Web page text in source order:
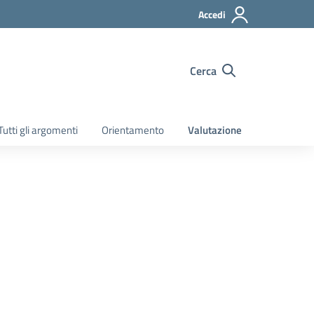
Accedi
Cerca
gli argomenti Orientamento Valutazione